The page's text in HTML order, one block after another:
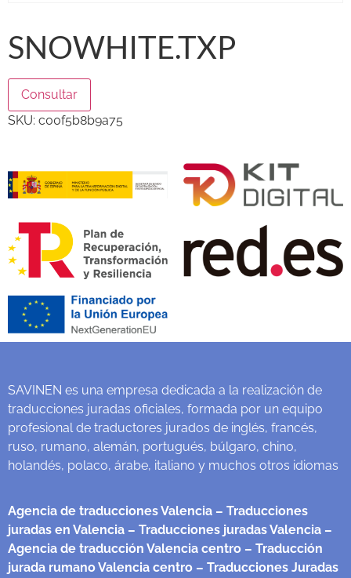
SNOWHITE.TXP
Consultar
SKU: c00f5b8b9a75
SAVINEN es una empresa dedicada a la realización de
traducciones juradas oficiales, formada por un equipo
profesional de traductores jurados de inglés, francés,
ruso, rumano, alemán, portugués, búlgaro, chino,
holandés, polaco, árabe, italiano y muchos otros idiomas
Agencia de traducciones Valencia – Traducciones
juradas en Valencia – Traducciones juradas Valencia –
Agencia de traducción Valencia centro – Traducción
jurada rumano Valencia centro – Traducciones Juradas